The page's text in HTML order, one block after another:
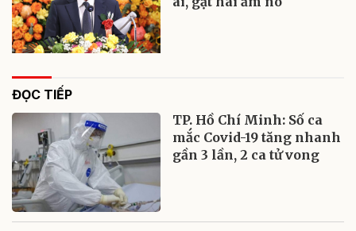
ĐỌC TIẾP
TP. Hồ Chí Minh: Số ca
mắc Covid-19 tăng nhanh
gần 3 lần, 2 ca tử vong